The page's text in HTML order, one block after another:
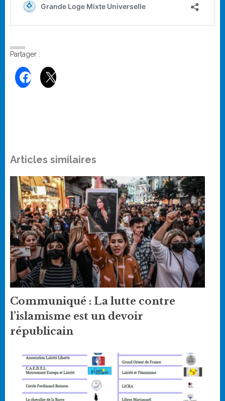
Partager :
Articles similaires
Communiqué : La lutte contre
l’islamisme est un devoir
républicain